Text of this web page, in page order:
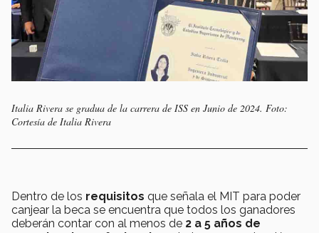
Italia Rivera se gradua de la carrera de ISS en Junio de 2024. Foto:
Cortesía de Italia Rivera
Dentro de los requisitos que señala el MIT para poder
canjear la beca se encuentra que todos los ganadores
deberán contar con al menos de 2 a 5 años de